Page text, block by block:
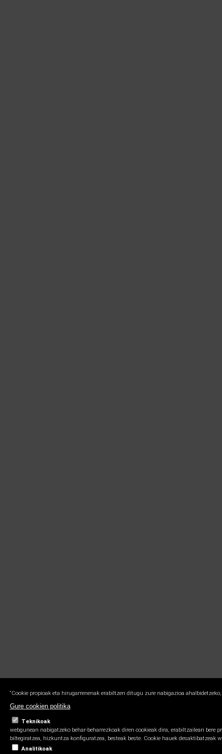
“Cookie propioak eta hirugarrenenak erabiltzen ditugu zure nabigazioa
Gure cookien politika
Teknikoak
webgunean nabigatzeko behar-beharrezkoak diren cookieak dira, erabiltzaileari
biltegiratzea, hizkuntza konfiguratzea, besteak beste. Cookie hauek
Analitikoak